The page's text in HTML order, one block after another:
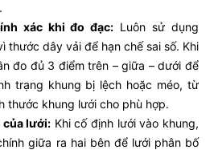
xác khi đo đạc: Luôn sử dụng
thước dây vải để hạn chế sai số. Khi
đo đủ 3 điểm trên – giữa – dưới để
trạng khung bị lệch hoặc méo, từ
thước khung lưới cho phù hợp.
của lưới: Khi cố định lưới vào khung,
giữa ra hai bên để lưới phân bố